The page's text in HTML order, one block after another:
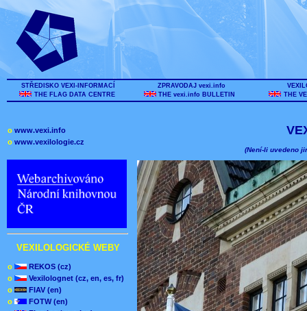
STŘEDISKO VEXI-INFORMACÍ
THE FLAG DATA CENTRE
ZPRAVODAJ vexi.info
THE vexi.info BULLETIN
THE
o www.vexi.info
o www.vexilologie.cz
VEXILOLOGICKÉ WEBY
o
REKOS (cz)
o
Vexilolognet (cz, en, es, fr)
o
FIAV (en)
o
FOTW (en)
(Není-li uvedeno